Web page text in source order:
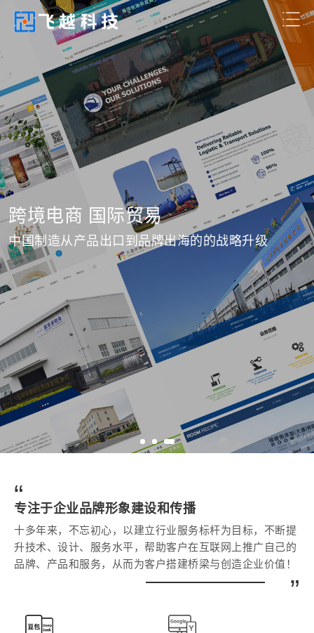
跨境电商 国际贸易
中国制造从产品出口到品牌出海的的战略升级
“
专注于企业品牌形象建设和传播
十多年来，不忘初心，以建立行业服务标杆为目标，不断提
升技术、设计、服务水平，帮助客户在互联网上推广自己的
品牌、产品和服务，从而为客户搭建桥梁与创造企业价值！
”